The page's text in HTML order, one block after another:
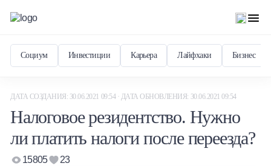
Социум Инвестиции Карьера Лайфхаки Бизнес
ДАТА СОЗДАНИЯ: 30.06.2021 09:54 · ДАТА ОБНОВЛЕНИЯ: 30.06.2021 09:54
Налоговое резидентство. Нужно
ли платить налоги после переезда?
15805 23